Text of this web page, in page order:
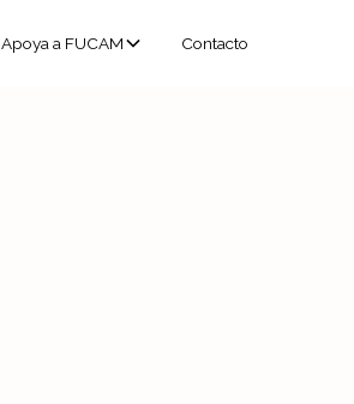
Apoya a FUCAM Contacto